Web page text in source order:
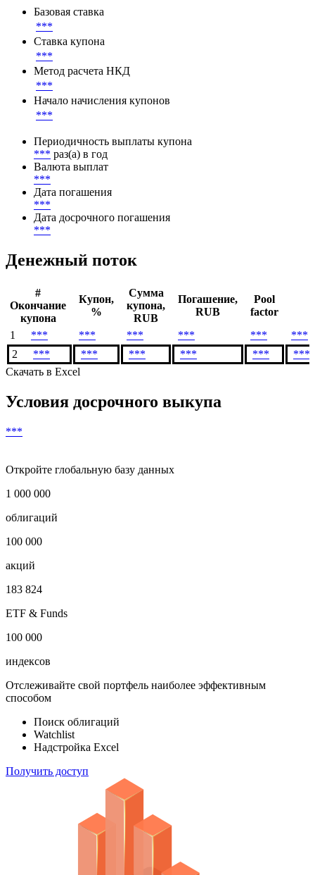
Базовая ставка
***
Ставка купона
***
Метод расчета НКД
***
Начало начисления купонов
***
Периодичность выплаты купона
*** раз(а) в год
Валюта выплат
***
Дата погашения
***
Дата досрочного погашения
***
Денежный поток
#
Окончание
купона
Купон,
%
Сумма
купона,
RUB
Погашение,
RUB
Pool
factor
1
*** *** *** *** ***
***
2
*** *** *** *** ***
***
Скачать в Excel
Условия досрочного выкупа
***
Откройте глобальную базу данных
1 000 000
облигаций
100 000
акций
183 824
ETF & Funds
100 000
индексов
Отслеживайте свой портфель наиболее эффективным
способом
Поиск облигаций
Watchlist
Надстройка Excel
Получить доступ